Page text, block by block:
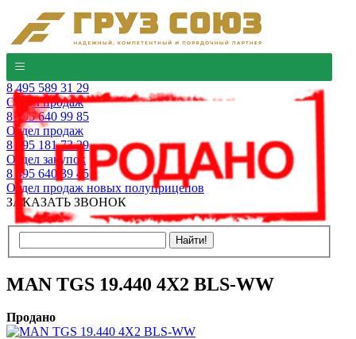
8 495 589 31 29
Отдел продаж
8 495 640 99 85
Отдел продаж
8 495 181 73 29
Отдел закупок
8 495 640 39 45
Отдел продаж новых полуприцепов
ЗАКАЗАТЬ ЗВОНОК
MAN TGS 19.440 4X2 BLS-WW
Продано